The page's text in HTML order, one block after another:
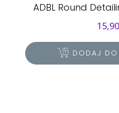
ADBL Round
15,90
DODAJ DO